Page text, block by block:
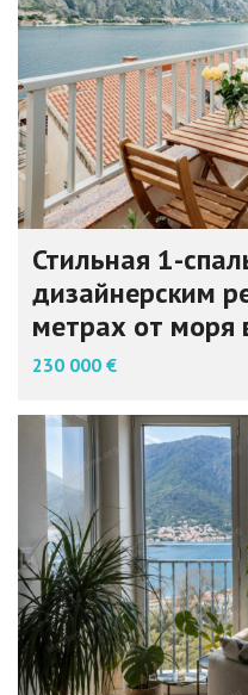
Стильная 1-
дизайнерским
метрах от моря
230 000 €